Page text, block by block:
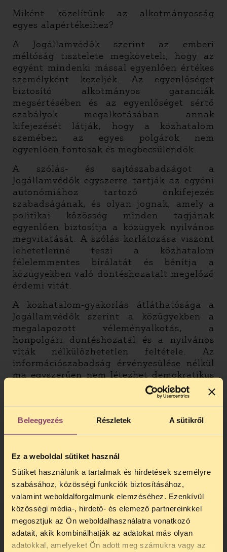
Beleegyezés Részletek A sütikről
Ez a weboldal sütiket használ
Sütiket használunk a tartalmak és hirdetések személyre
szabásához, közösségi funkciók biztosításához,
valamint weboldalforgalmunk elemzéséhez. Ezenkívül
közösségi média-, hirdető- és elemező partnereinkkel
megosztjuk az Ön weboldalhasználatra vonatkozó
adatait, akik kombinálhatják az adatokat más olyan
adatokkal, amelyeket Ön adott meg számukra vagy az
Miként közelítünk az alkotmányosság
egyes alapértékeihez?
A Jogállamvédők szerint az emberi
méltóság tisztelete megköveteli, hogy az
egyént mindenki mással egyenlően értékes
személyként kezeljék. Az egyenlőséget
biztosító alkotmányos garanciák
megsértésében és az egyenlőséget sértő
szabályok megalkotásában annak
kifejezését látják, hogy a közhatalom
szemében az egyes polgárok nem
egyenlően fontosak és megbecsülendők.
A szólás- és sajtószabadságot a
Jogállamvédők egyszerre tartják az egyéni
autonómiához tartozó önkifejezés
szabadságának, és olyan jognak, amely a
politikai közösség minden tagjának
egyenlően biztosítja a közügyek nyilvános
megvitatását. A szólás korlátozása viszont
lehetetlenné teszi a közhatalom
félelemmentes bírálatát és bénítja a
közügyekben való döntéshozatalt megelőző
érdemi vitát.
A közhatalom-gyakorlás átláthatósága a
Jogállamvédők szerint a közügyekben a
megalapozott véleményalkotás, a
honpolgári döntéshozatal és a nyilvános
viták nélkülözhetetlen feltétele. Az
információszabadság érvényesülése nélkül
ma egyszerűen nem létezhet demokratikus
A szabad választások funkcióját a
Jogállamvédők elsősorban abban látják,
közügyek intézését, és legyen lehetőségük
szabad és méltányos politikai verseny.
A Jogállamvédők a független
intézményekre az emberi jogok védelmének
és a hatalommegosztás követelményének
legfontosabb intézményi garanciájaként
tekintenek. Szem előtt tartva, hogy